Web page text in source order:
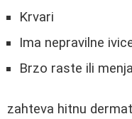
Krvari
Ima nepravilne
Brzo raste ili
zahteva hitnu